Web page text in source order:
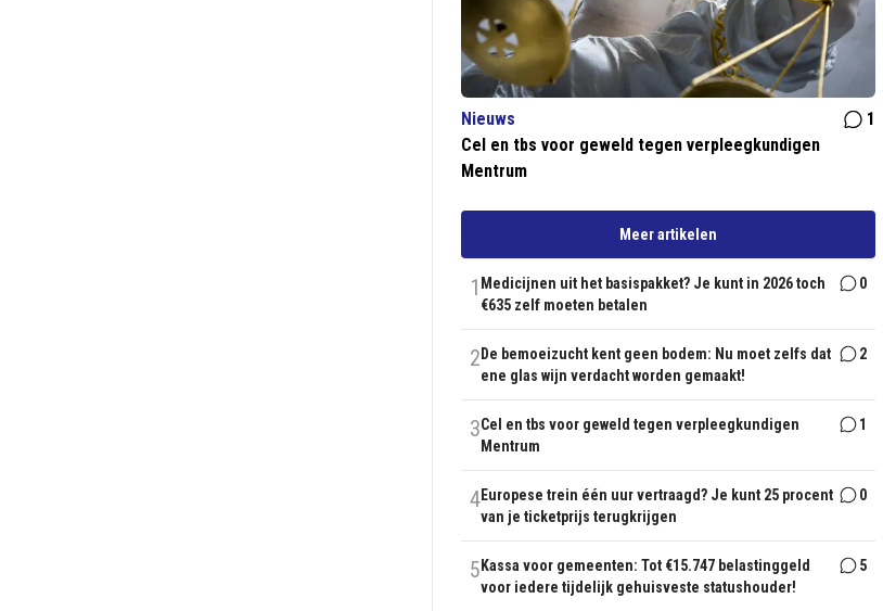
Nieuws
1
Cel en tbs voor geweld tegen verpleegkundigen
Mentrum
Meer artikelen
1 Medicijnen uit het basispakket? Je kunt in 2026 toch
€635 zelf moeten betalen
0
2 De bemoeizucht kent geen bodem: Nu moet zelfs dat
ene glas wijn verdacht worden gemaakt!
2
3Cel en tbs voor geweld tegen verpleegkundigen
Mentrum
1
4Europese trein één uur vertraagd? Je kunt 25 procent
van je ticketprijs terugkrijgen
0
5 Kassa voor gemeenten: Tot €15.747 belastinggeld
voor iedere tijdelijk gehuisveste statushouder!
5